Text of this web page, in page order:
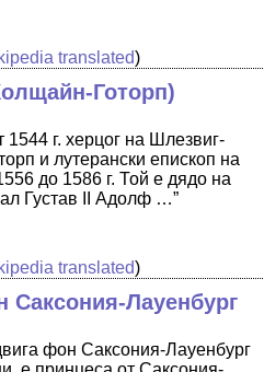
translated)
Готорп)
1544 г. херцог на Шлезвиг-
и лутерански епископ на
до 1586 г. Той е дядо на
Густав II Адолф …”
translated)
Лауенбург
фон Саксония-Лауенбург